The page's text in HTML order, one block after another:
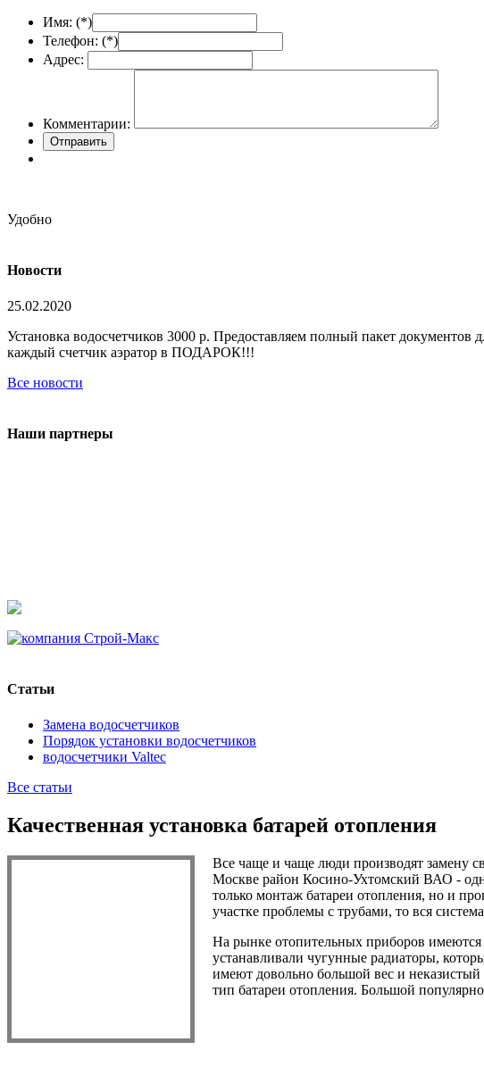
Имя: (*)
Телефон: (*)
Адрес:
Комментарии:
Удобно
Новости
25.02.2020
Установка водосчетчиков 3000 р. Предоставляем полный пакет
каждый счетчик аэратор в ПОДАРОК!!!
Все новости
Наши партнеры
Статьи
Замена водосчетчиков
Порядок установки водосчетчиков
водосчетчики Valtec
Все статьи
Качественная установка батарей отопления
Все чаще и чаще люди производят замену
Москве район Косино-Ухтомский ВАО -
только монтаж батареи отопления, но и
участке проблемы с трубами, то вся
На рынке отопительных приборов имеются
устанавливали чугунные радиаторы,
имеют довольно большой вес и
тип батареи отопления. Большой